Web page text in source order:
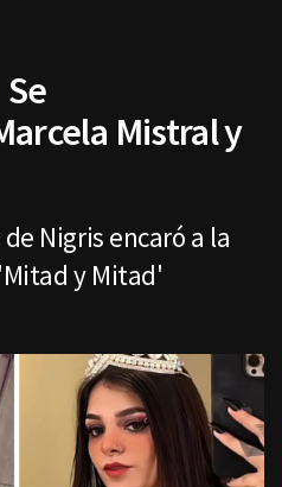
Se
Mistral y
Nigris encaró a la
y Mitad'